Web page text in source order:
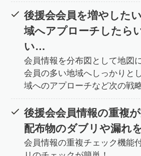
後援会会員を増やした
域へアプローチしたら
い…
会員情報を分布図として地図
会員の多い地域へしっかりと
域へのアプローチなど次の戦
後援会会員情報の重複が
配布物のダブリや漏れ
会員情報の重複チェック機